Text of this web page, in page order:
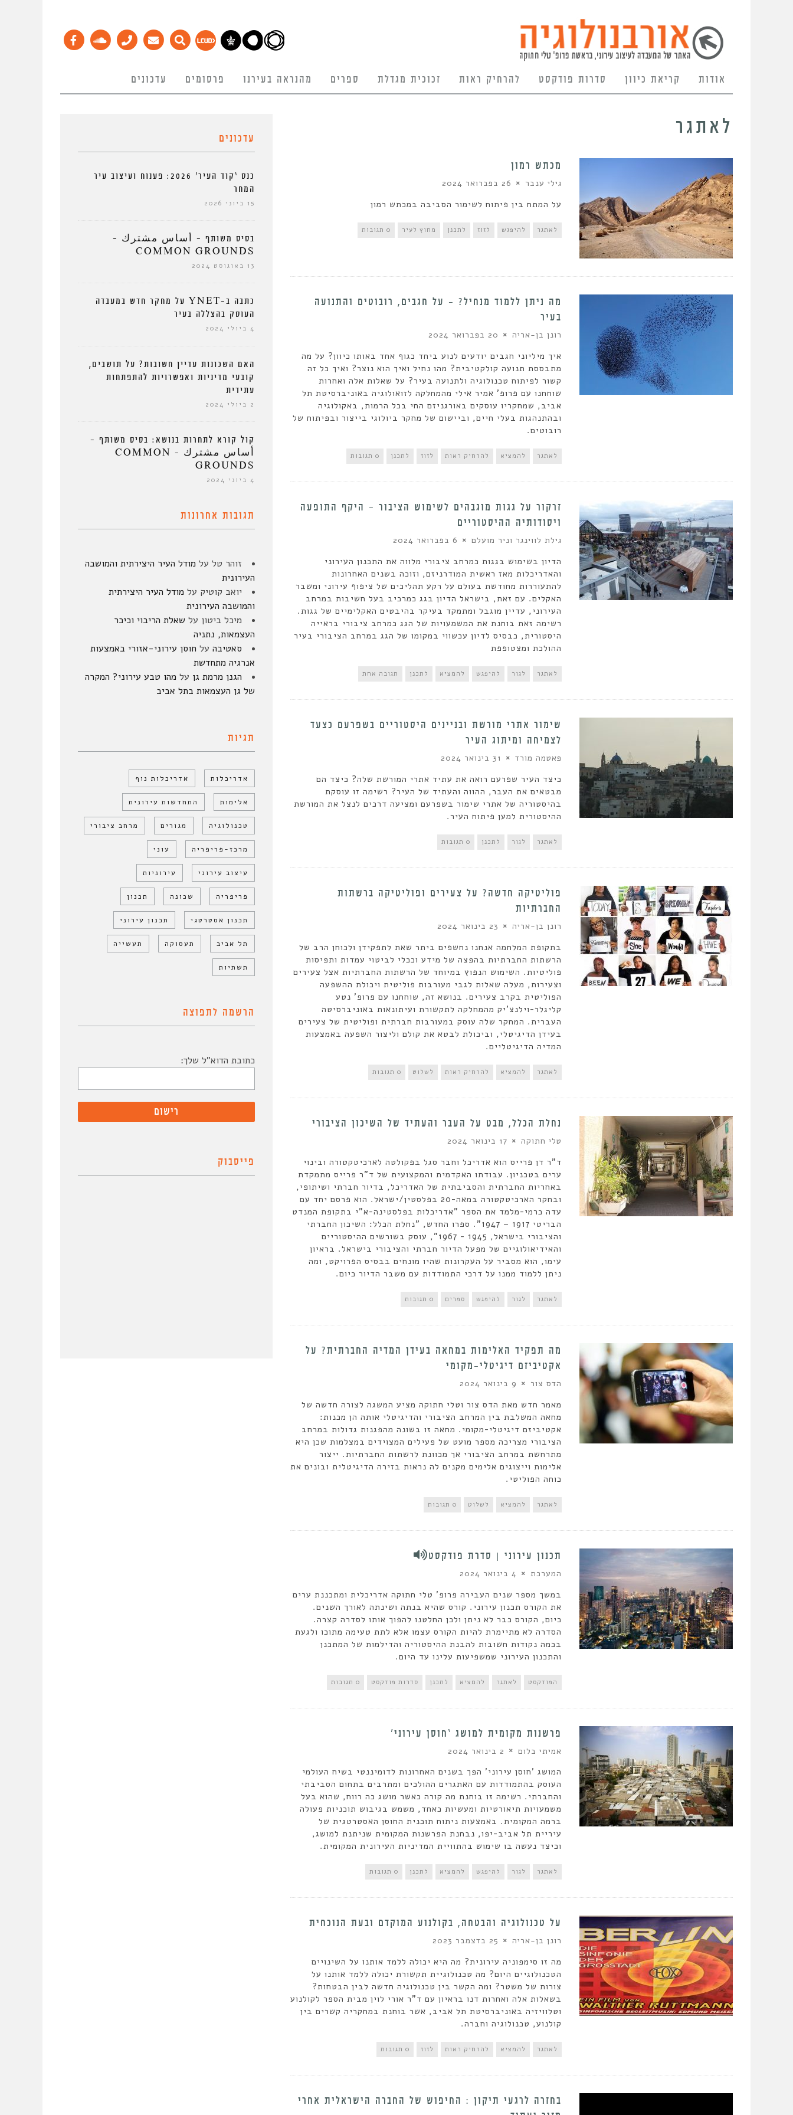
אודות קריאת כיוון סדרות פודקסט להרחיק ראות זכוכית מגדלת ספרים מהנראה בעירנו פרסומים עדכונים
לאתגר
מכתש רמון
גילי ענבר 26 בפברואר 2024
על המתח בין פיתוח לשימור הסביבה במכתש רמון
לאתגר להיפגש לזוז לתכנן מחוץ לעיר 0 תגובות
מה ניתן ללמוד מנחיל? – על חגבים, רובוטים והתנועה
בעיר
רונן בן-אריה 20 בפברואר 2024
איך מיליוני חגבים יודעים לנוע ביחד כגוף אחד באותו כיוון? על מה
מתבססת תנועה קולקטיבית? מהו נחיל ואיך הוא נוצר? ואיך כל זה
קשור לפיתוח טכנולוגיה ולתנועה בעיר? על שאלות אלה ואחרות
שוחחנו עם פרופ' אמיר אילי מהמחלקה לזואולוגיה באוניברסיטת תל
אביב, שמחקריו עוסקים באורגניזם החי בכל הרמות, באקולוגיה
ובהתנהגות בעלי חיים, וביישום של מחקר ביולוגי בייצור ובפיתוח של
רובוטים.
לאתגר להמציא להרחיק ראות לזוז לתכנן 0 תגובות
זרקור על גגות מוגבהים לשימוש הציבור – היקף התופעה
ויסודותיה ההיסטוריים
גילת לווינגר וניר מועלם 6 בפברואר 2024
הדיון בשימוש בגגות כמרחב ציבורי מלווה את התכנון העירוני
והאדריכלות מאז ראשית המודרניזם, וזוכה בשנים האחרונות
להתעוררות מחודשת בעולם על רקע תהליכים של ציפוף עירוני ומשבר
האקלים. עם זאת, בישראל הדיון בגג כמרכיב בעל חשיבות במרחב
העירוני, עדיין מוגבל ומתמקד בעיקר בהיבטים האקלימיים של גגות.
רשימה זאת בוחנת את המשמעויות של הגג כמרחב ציבורי בראייה
היסטורית, כבסיס לדיון עכשווי במקומו של הגג במרחב הציבורי בעיר
ההולכת ומצטופפת
לאתגר לגור להיפגש להמציא לתכנן תגובה אחת
שימור אתרי מורשת ובניינים היסטוריים בשפרעם כצעד
לצמיחה ומיתוג העיר
פאטמה מורד 31 בינואר 2024
כיצד העיר שפרעם רואה את עתיד אתרי המורשת שלה? כיצד הם
מבטאים את העבר, ההווה והעתיד של העיר? רשימה זו עוסקת
בהיסטוריה של אתרי שימור בשפרעם ומציעה דרכים לנצל את המורשת
ההיסטורית למען פיתוח העיר.
לאתגר לגור לתכנן 0 תגובות
פוליטיקה חדשה? על צעירים ופוליטיקה ברשתות
החברתיות
רונן בן-אריה 23 בינואר 2024
בתקופת המלחמה אנחנו נחשפים ביתר שאת לתפקידן ולכוחן הרב של
הרשתות החברתיות בהפצה של מידע וככלי לביטוי עמדות ותפיסות
פוליטיות. השימוש הנפוץ במיוחד של הרשתות החברתיות אצל צעירים
וצעירות, מעלה שאלות לגבי מעורבות פוליטית ויכולת ההשפעה
הפוליטית בקרב צעירים. בנושא זה, שוחחנו עם פרופ' נטע
קליגלר-וילנצ'יק מהמחלקה לתקשורת ועיתונאות באוניברסיטה
העברית. המחקר שלה עוסק במעורבות חברתית ופוליטית של צעירים
בעידן הדיגיטלי, וביכולת לבטא את קולם וליצור השפעה באמצעות
המדיה הדיגיטליים.
לאתגר להמציא להרחיק ראות לשלוט 0 תגובות
נחלת הכלל, מבט על העבר והעתיד של השיכון הציבורי
טלי חתוקה 17 בינואר 2024
ד"ר דן פרייס הוא אדריכל וחבר סגל בפקולטה לארכיטקטורה ובינוי
ערים בטכניון. עבודתו האקדמית והמקצועית של ד"ר פרייס מתמקדת
באחריות החברתית והסביבתית של האדריכל, בדיור חברתי ושיתופי,
ובחקר הארכיטקטורה במאה-20 בפלסטין/ישראל. הוא פרסם יחד עם
עדה כרמי-מלמד את הספר "אדריכלות בפלסטינה-א"י בתקופת המנדט
הבריטי 1917 – 1947". ספרו החדש, "נחלת הכלל: השיכון החברתי
והציבורי בישראל, 1945 - 1967", עוסק בשורשים ההיסטוריים
והאידיאולוגיים של מפעל הדיור חברתי והציבורי בישראל. בראיון
עימו, הוא מסביר על העקרונות שהיו מונחים בבסיס הפרויקט, ומה
ניתן ללמוד ממנו על דרכי התמודדות עם משבר הדיור כיום.
לאתגר לגור להיפגש ספרים 0 תגובות
מה תפקיד האלימות במחאה בעידן המדיה החברתית? על
אקטיביזם דיגיטלי-מקומי
הדס צור 9 בינואר 2024
מאמר חדש מאת הדס צור וטלי חתוקה מציע המשגה לצורה חדשה של
מחאה המשלבת בין המרחב הציבורי והדיגיטלי אותה הן מכנות:
אקטיביזם דיגיטלי-מקומי. מחאה זו בשונה מהפגנות גדולות במרחב
הציבורי מצריכה מספר מועט של פעילים המצוידים במצלמות שכן היא
מתרחשת במרחב הציבורי אך מכוונת לרשתות החברתיות. ייצור
אלימות וייצוגים אלימים מקנים לה נראות בזירה הדיגיטלית ובונים את
כוחה הפוליטי.
לאתגר להמציא לשלוט 0 תגובות
תכנון עירוני | סדרת פודקסט
המערכת 4 בינואר 2024
במשך מספר שנים העבירה פרופ' טלי חתוקה אדריכלית ומתכננת ערים
את הקורס תכנון עירוני. קורס שהיא בנתה ושינתה לאורך השנים.
כיום, הקורס כבר לא ניתן ולכן החלטנו להפוך אותו לסדרה קצרה.
הסדרה לא מתיימרת להיות הקורס עצמו אלא לתת טעימה מתוכו ולגעת
בכמה נקודות חשובות להבנת ההיסטוריה והדילמות של המתכנן
והתכנון העירוני שמשפיעות עלינו עד היום.
הפודקסט לאתגר להמציא לתכנן סדרות פודקסט 0 תגובות
פרשנות מקומית למושג ‘חוסן עירוני’
אמיתי בלום 2 בינואר 2024
המושג 'חוסן עירוני' הפך בשנים האחרונות לדומיננטי בשיח העולמי
העוסק בהתמודדות עם האתגרים ההולכים ומתרבים בתחום הסביבתי
והחברתי. רשימה זו בוחנת מה קורה כאשר מושג כה רווח, שהוא בעל
משמעויות תיאורטיות ומעשיות כאחד, משמש בגיבוש תוכניות פעולה
ברמה המקומית. באמצעות ניתוח תוכנית החוסן האסטרטגית של
עיריית תל אביב-יפו, נבחנת הפרשנות המקומית שניתנת למושג,
וכיצד נעשה בו שימוש בהתוויית המדיניות העירונית המקומית.
לאתגר לגור להיפגש להמציא לתכנן 0 תגובות
על טכנולוגיה והבטחה, בקולנוע המוקדם ובעת הנוכחית
רונן בן-אריה 25 בדצמבר 2023
מה זו סימפוניה עירונית? מה היא יכולה ללמד אותנו על השינויים
הטכנולוגיים היום? מה טכנולוגיית תקשורת יכולה ללמד אותנו על
צורות של משטר? ומה הקשר בין טכנולוגיה חדשה לבין הבטחות?
בשאלות אלה ואחרות דנו בראיון עם ד"ר אורי לוין מבית הספר לקולנוע
וטלוויזיה באוניברסיטת תל אביב, אשר בוחנת במחקריה קשרים בין
קולנוע, טכנולוגיה וחברה.
לאתגר להמציא להרחיק ראות לזוז 0 תגובות
בחזרה לרגעי תיקון : החיפוש של החברה הישראלית אחרי
עדכונים
כנס ‘קוד העיר’ 2026: פענוח ועיצוב עיר
המחר
15 ביוני 2026
בסיס משותף – أساس مشترك –
COMMON GROUNDS
13 באוגוסט 2024
כתבה ב-YNET על מחקר חדש במעבדה
העוסק בהצללה בעיר
4 ביולי 2024
האם השכונות עדיין חשובות? על תושבים,
קובעי מדיניות ואפשרויות להתפתחות
עתידית
2 ביולי 2024
קול קורא לתחרות בנושא: בסיס משותף –
أساس مشترك – COMMON
GROUNDS
4 ביוני 2024
תגובות אחרונות
זוהר טל על מודל העיר היצירתית והמושבה
העירונית
יואב קוטיק על מודל העיר היצירתית
והמושבה העירונית
מיכל ביטון על שאלת הריבוי וכיכר
העצמאות, נתניה
סאטיבה על חוסן עירוני-אזורי באמצעות
אנרגיה מתחדשת
הגנן מרמת גן על מהו טבע עירוני? המקרה
של גן העצמאות בתל אביב
תגיות
אדריכלות אדריכלות נוף
אלימות התחדשות עירונית
טכנולוגיה מגורים מרחב ציבורי
מרכז-פריפריה עוני
עיצוב עירוני עירוניות
פריפריה שכונה תכנון
תכנון אסטרטגי תכנון עירוני
תל אביב תעסוקה תעשייה
תשתיות
הרשמה לתפוצה
כתובת הדוא"ל שלך:
פייסבוק